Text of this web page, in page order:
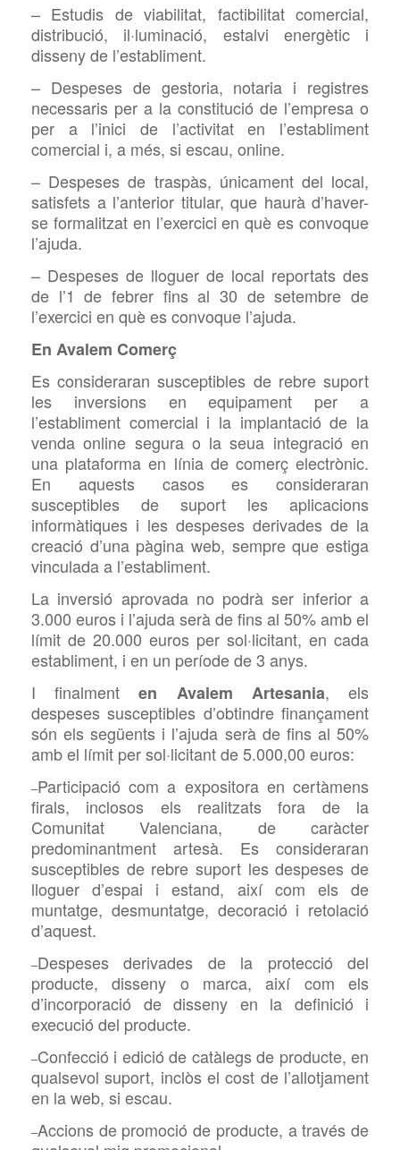
– Estudis de viabilitat, factibilitat comercial,
distribució, il·luminació, estalvi energètic i
disseny de l’establiment.
– Despeses de gestoria, notaria i registres
necessaris per a la constitució de l’empresa o
per a l’inici de l’activitat en l’establiment
comercial i, a més, si escau, online.
– Despeses de traspàs, únicament del local,
satisfets a l’anterior titular, que haurà d’haver-
se formalitzat en l’exercici en què es convoque
l’ajuda.
– Despeses de lloguer de local reportats des
de l’1 de febrer fins al 30 de setembre de
l’exercici en què es convoque l’ajuda.
En Avalem Comerç
Es consideraran susceptibles de rebre suport
les inversions en equipament per a
l’establiment comercial i la implantació de la
venda online segura o la seua integració en
una plataforma en línia de comerç electrònic.
En aquests casos es consideraran
susceptibles de suport les aplicacions
informàtiques i les despeses derivades de la
creació d’una pàgina web, sempre que estiga
vinculada a l’establiment.
La inversió aprovada no podrà ser inferior a
3.000 euros i l’ajuda serà de fins al 50% amb el
límit de 20.000 euros per sol·licitant, en cada
establiment, i en un període de 3 anys.
I finalment en Avalem Artesania, els
despeses susceptibles d’obtindre finançament
són els següents i l’ajuda serà de fins al 50%
amb el límit per sol·licitant de 5.000,00 euros:
–Participació com a expositora en certàmens
firals, inclosos els realitzats fora de la
Comunitat Valenciana, de caràcter
predominantment artesà. Es consideraran
susceptibles de rebre suport les despeses de
lloguer d’espai i estand, així com els de
muntatge, desmuntatge, decoració i retolació
d’aquest.
–Despeses derivades de la protecció del
producte, disseny o marca, així com els
d’incorporació de disseny en la definició i
execució del producte.
–Confecció i edició de catàlegs de producte, en
qualsevol suport, inclòs el cost de l’allotjament
en la web, si escau.
–Accions de promoció de producte, a través de